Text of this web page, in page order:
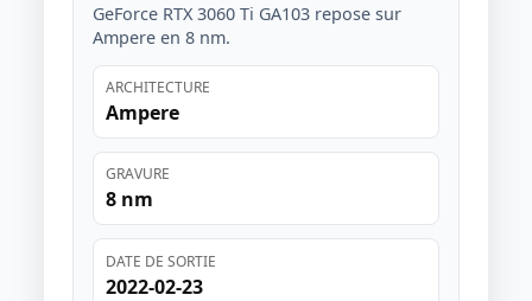
GeForce RTX 3060 Ti GA103 repose sur
Ampere en 8 nm.
ARCHITECTURE
Ampere
GRAVURE
8 nm
DATE DE SORTIE
2022-02-23